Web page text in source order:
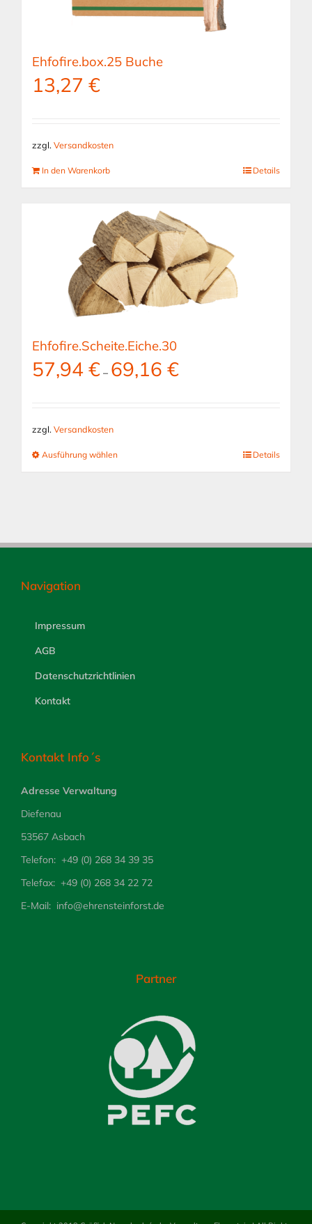
Ehfofire.box.25 Buche
13,27 €
zzgl. Versandkosten
In den Warenkorb Details
Ehfofire.Scheite.Eiche.30
57,94 € – 69,16 €
zzgl. Versandkosten
Ausführung wählenDieses
Optionen
Details
Navigation
Impressum
AGB
Datenschutzrichtlinien
Kontakt
Kontakt Info´s
Adresse Verwaltung
Diefenau
53567 Asbach
Telefon: +49 (0) 268 34 39 35
Telefax: +49 (0) 268 34 22 72
E-Mail: info@ehrensteinforst.de
Partner